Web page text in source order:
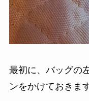
最初に、バッグの
ンをかけておきます